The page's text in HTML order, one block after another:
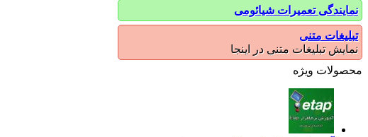
نمایندگی تعمیرات شیائومی
تبلیغات متنی
نمایش تبلیغات متنی در اینجا
محصولات ویژه